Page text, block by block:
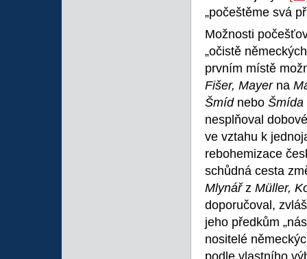
„počeštěme svá
Možnosti
„očistě
prvním místě
Fišer, Mayer na
Šmíd nebo Šmída
nesplňoval
ve vztahu k
rebohemizace
schůdná cesta
Mlynář z Müller,
doporučoval,
jeho předkům
nositelé
podle vlastního